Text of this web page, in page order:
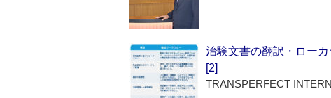
治験文書の翻訳・ロー
[2]
TRANSPERFECT